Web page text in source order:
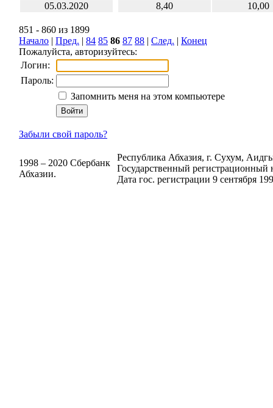
05.03.2020
8,40 10,00
851 - 860 из 1899
Начало | Пред. | 84 85 86 87 88 | След. | Конец
Пожалуйста, авторизуйтесь:
Логин:
Пароль:
Запомнить меня на этом компьютере
Забыли свой пароль?
1998 – 2020 Сбербанк
Абхазии.
Республика Абхазия, г. Сухум,
Государственный регистрационный
Дата гос. регистрации 9 сентября